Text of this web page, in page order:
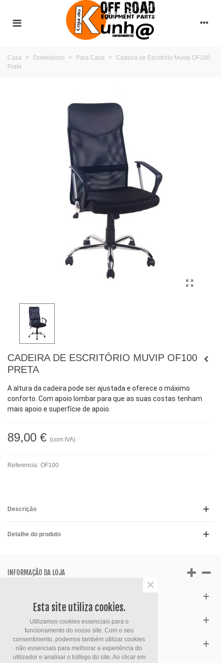
Casa > Domésticos > Para Casa >
Cadeira de Escritório Muvip OF100
Preta
CADEIRA DE ESCRITÓRIO MUVIP OF100
PRETA
A altura da cadeira pode ser ajustada e oferece o máximo
conforto. Com apoio lombar para que as suas costas tenham
mais apoio e superfície de apoio.
89,00 € (com IVA)
Referencia: OF100
Descrição
Detalhe do produto
INFORMAÇÃO DA LOJA
HORÁRIO
FACEBOOK
Esta site utiliza cookies.
Utilizamos cookies essenciais para o
funcionamento do nosso site. Com o seu
consentimento, podemos também utilizar cookies
não essenciais para melhorar a experiência do
utilizador e analisar o tráfego do site. Ao clicar em
×